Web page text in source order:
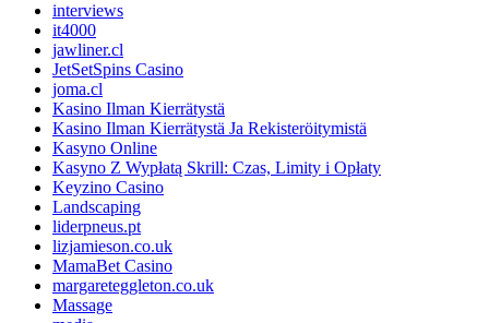
interviews
it4000
jawliner.cl
JetSetSpins Casino
joma.cl
Kasino Ilman Kierrätystä
Kasino Ilman Kierrätystä Ja Rekisteröitymistä
Kasyno Online
Kasyno Z Wypłatą Skrill: Czas, Limity i Opłaty
Keyzino Casino
Landscaping
liderpneus.pt
lizjamieson.co.uk
MamaBet Casino
margareteggleton.co.uk
Massage